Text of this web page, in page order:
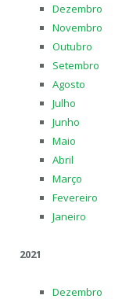
Dezembro
Novembro
Outubro
Setembro
Agosto
Julho
Junho
Maio
Abril
Março
Fevereiro
Janeiro
2021
Dezembro